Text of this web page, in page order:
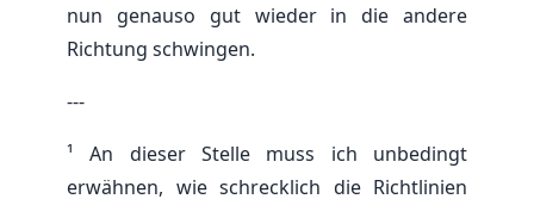
nun genauso gut wieder in die andere
Richtung schwingen.
---
¹ An dieser Stelle muss ich unbedingt
erwähnen, wie schrecklich die Richtlinien